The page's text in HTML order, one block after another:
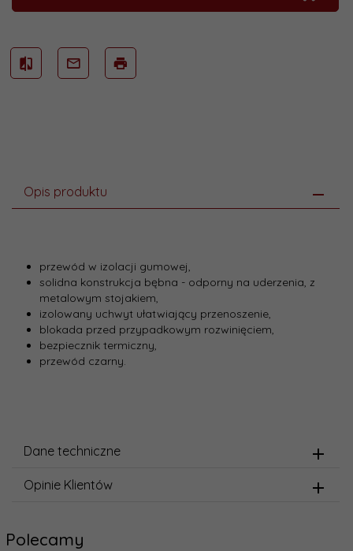
Opis produktu
przewód w izolacji gumowej,
solidna konstrukcja bębna - odporny na uderzenia, z
metalowym stojakiem,
izolowany uchwyt ułatwiający przenoszenie,
blokada przed przypadkowym rozwinięciem,
bezpiecznik termiczny,
przewód czarny.
Dane techniczne
Opinie Klientów
Polecamy